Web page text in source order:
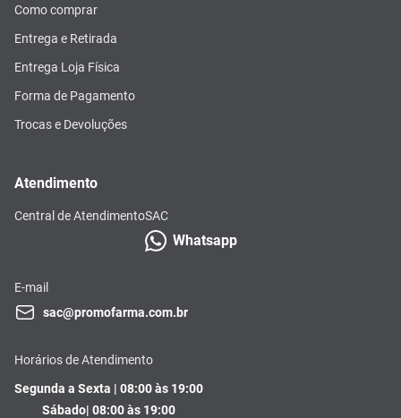
Como comprar
Entrega e Retirada
Entrega Loja Física
Forma de Pagamento
Trocas e Devoluções
Atendimento
Central de AtendimentoSAC
Whatsapp
E-mail
sac@promofarma.com.br
Horários de Atendimento
Segunda a Sexta | 08:00 às 19:00
Sábado| 08:00 às 19:00